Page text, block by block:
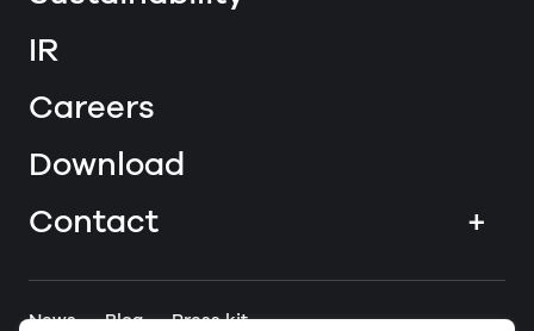
IR
Careers
Download
Contact
+
News Blog Press kit